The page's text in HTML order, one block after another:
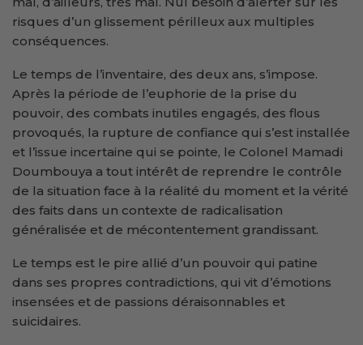
risques d’un glissement périlleux aux multiples
conséquences.
Le temps de l’inventaire, des deux ans, s’impose.
Après la période de l’euphorie de la prise du
pouvoir, des combats inutiles engagés, des flous
provoqués, la rupture de confiance qui s’est installée
et l’issue incertaine qui se pointe, le Colonel Mamadi
Doumbouya a tout intérêt de reprendre le contrôle
de la situation face à la réalité du moment et la vérité
des faits dans un contexte de radicalisation
généralisée et de mécontentement grandissant.
Le temps est le pire allié d’un pouvoir qui patine
dans ses propres contradictions, qui vit d’émotions
insensées et de passions déraisonnables et
suicidaires.